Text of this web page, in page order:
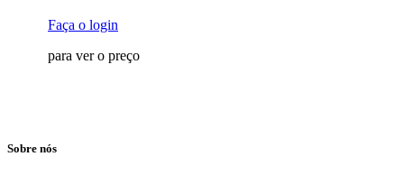
Faça o login
para ver o preço
Sobre nós